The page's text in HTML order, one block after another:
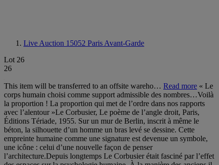
Live Auction 15052 Paris Avant-Garde
Lot 26
26
This item will be transferred to an offsite wareho… Read more « Le
corps humain choisi comme support admissible des nombres…Voilà
la proportion ! La proportion qui met de l’ordre dans nos rapports
avec l’alentour »Le Corbusier, Le poème de l’angle droit, Paris,
Éditions Tériade, 1955. Sur un mur de Berlin, inscrit à même le
béton, la silhouette d’un homme un bras levé se dessine. Cette
empreinte humaine comme une signature est devenue un symbole,
une icône : celui d’une nouvelle façon de penser
l’architecture.Depuis longtemps Le Corbusier était fasciné par l’effet